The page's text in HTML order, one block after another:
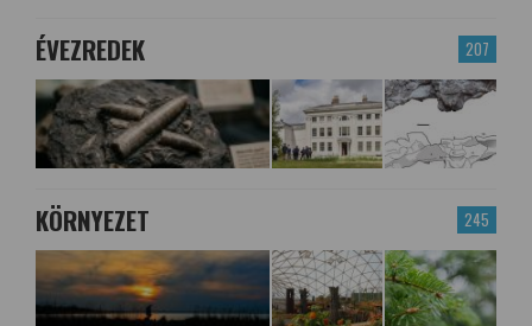
207
ÉVEZREDEK
245
KÖRNYEZET